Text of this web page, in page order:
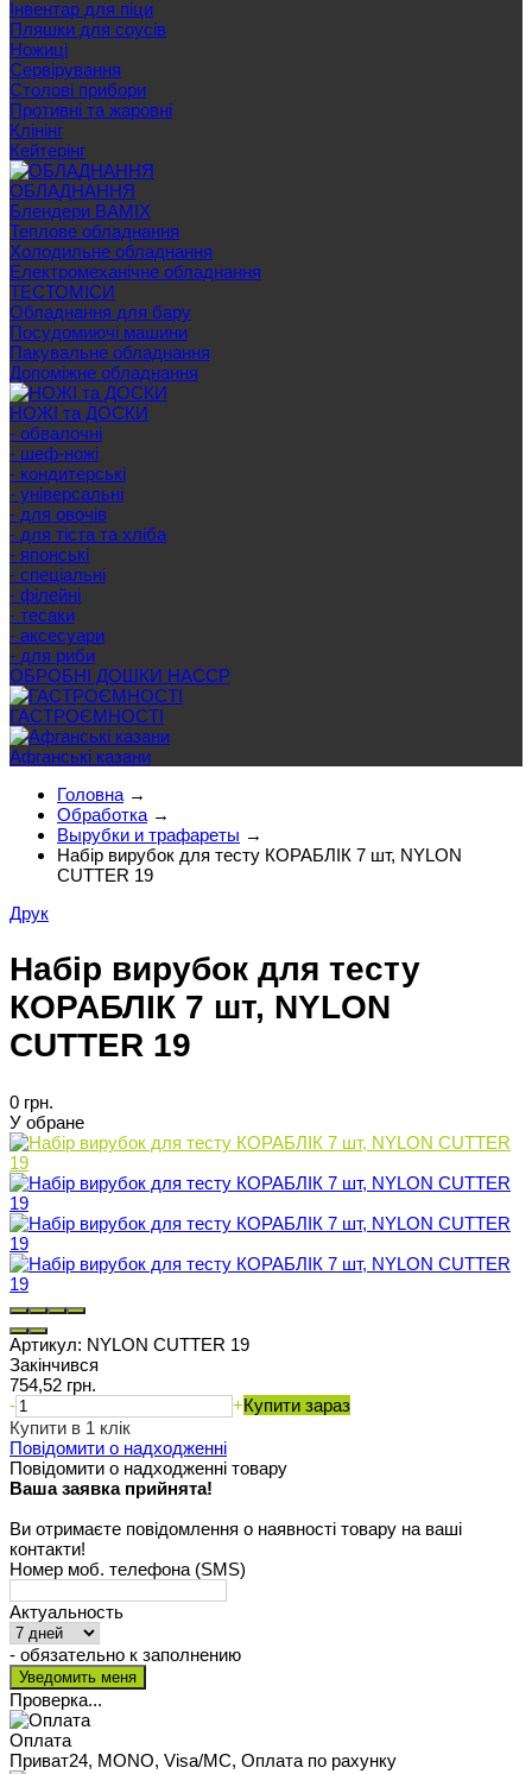
Інвентар для піци
Пляшки для соусів
Ножиці
Сервірування
Cтолові прибори
Противні та жаровні
Клінінг
Кейтерінг
ОБЛАДНАННЯ
Блендери BAMIX
Теплове обладнання
Холодильне обладнання
Електромеханічне обладнання
ТЕСТОМІСИ
Обладнання для бару
Посудомиючі машини
Пакувальне обладнання
Допоміжне обладнання
НОЖІ та ДОСКИ
- обвалочні
- шеф-ножі
- кондитерські
- універсальні
- для овочів
- для тіста та хліба
- японські
- спеціальні
- філейні
- тесаки
- аксесуари
- для риби
ОБРОБНІ ДОШКИ HACCP
ГАСТРОЄМНОСТІ
Афганські казани
Головна →
Обработка →
Вырубки и трафареты →
Набір вирубок для тесту КОРАБЛІК 7 шт, NYLON
CUTTER 19
Друк
Набір вирубок для тесту
КОРАБЛІК 7 шт, NYLON
CUTTER 19
0 грн.
У обране
Артикул: NYLON CUTTER 19
Закінчився
754,52 грн.
-
+Купити зараз
Купити в 1 клік
Повідомити о надходженні
Повідомити о надходженні товару
Ваша заявка прийнята!
Ви отримаєте повідомлення о наявності товару на ваші
контакти!
Номер моб. телефона (SMS)
Актуальность
- обязательно к заполнению
Проверка...
Оплата
Приват24, MONO, Visa/MC, Оплата по рахунку